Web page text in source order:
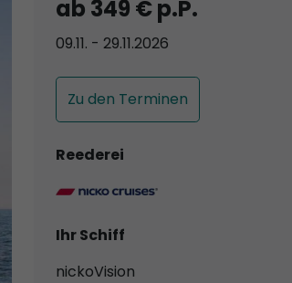
ab 349 € p.P.
09.11. - 29.11.2026
Zu den Terminen
Reederei
Ihr Schiff
nickoVision